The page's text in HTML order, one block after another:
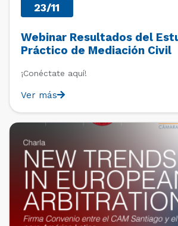
23/11
Webinar Resultados del
Práctico de Mediación Civil
¡Conéctate aquí!
Ver más